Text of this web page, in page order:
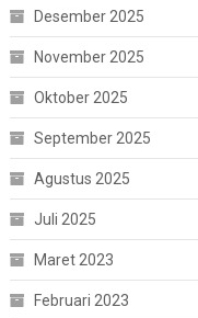
Desember 2025
November 2025
Oktober 2025
September 2025
Agustus 2025
Juli 2025
Maret 2023
Februari 2023